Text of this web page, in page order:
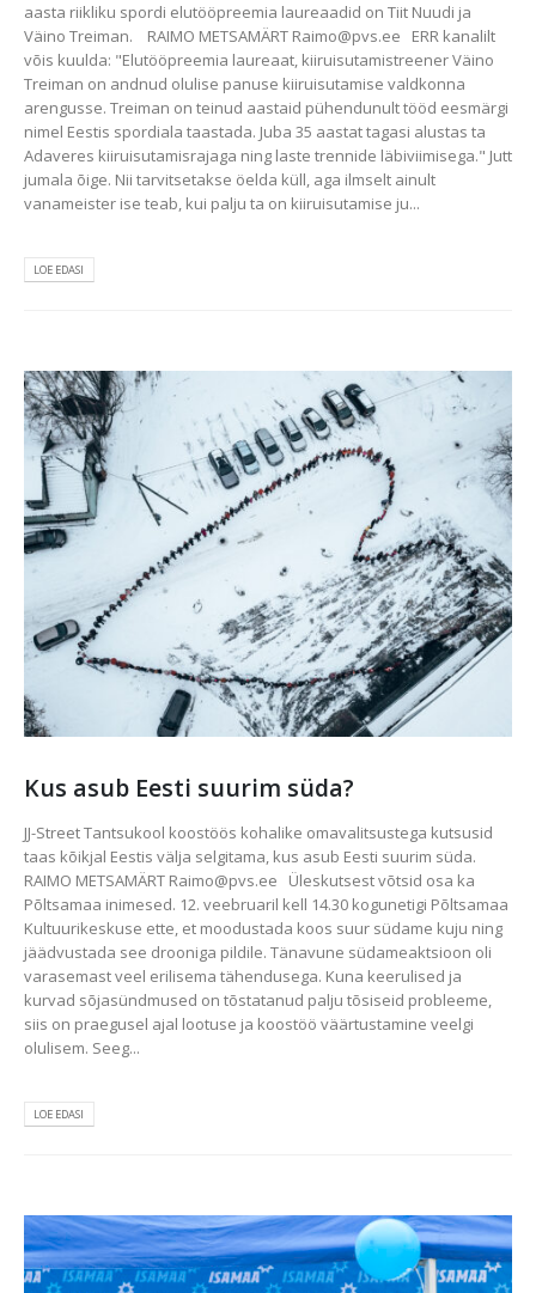
aasta riikliku spordi elutööpreemia laureaadid on Tiit Nuudi ja
Väino Treiman. RAIMO METSAMÄRT Raimo@pvs.ee ERR kanalilt
võis kuulda: "Elutööpreemia laureaat, kiiruisutamistreener Väino
Treiman on andnud olulise panuse kiiruisutamise valdkonna
arengusse. Treiman on teinud aastaid pühendunult tööd eesmärgi
nimel Eestis spordiala taastada. Juba 35 aastat tagasi alustas ta
Adaveres kiiruisutamisrajaga ning laste trennide läbiviimisega." Jutt
jumala õige. Nii tarvitsetakse öelda küll, aga ilmselt ainult
vanameister ise teab, kui palju ta on kiiruisutamise ju...
LOE EDASI
Kus asub Eesti suurim süda?
JJ-Street Tantsukool koostöös kohalike omavalitsustega kutsusid
taas kõikjal Eestis välja selgitama, kus asub Eesti suurim süda.
RAIMO METSAMÄRT Raimo@pvs.ee Üleskutsest võtsid osa ka
Põltsamaa inimesed. 12. veebruaril kell 14.30 kogunetigi Põltsamaa
Kultuurikeskuse ette, et moodustada koos suur südame kuju ning
jäädvustada see drooniga pildile. Tänavune südameaktsioon oli
varasemast veel erilisema tähendusega. Kuna keerulised ja
kurvad sõjasündmused on tõstatanud palju tõsiseid probleeme,
siis on praegusel ajal lootuse ja koostöö väärtustamine veelgi
olulisem. Seeg...
LOE EDASI